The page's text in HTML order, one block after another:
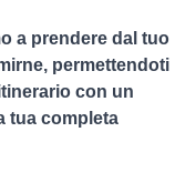
a prendere dal tuo
permettendoti
con un
tua completa